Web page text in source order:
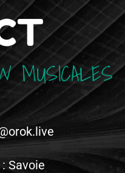
MUSICALES
Savoie